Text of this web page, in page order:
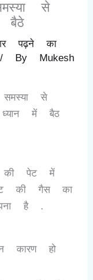
से
बैठे
पढ़ने का
By Mukesh
से
में बैठ
की पेट में
की गैस का
है .
कारण हो